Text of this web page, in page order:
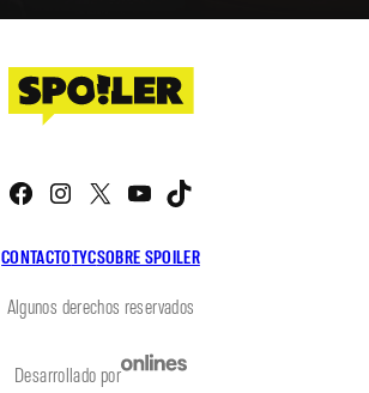
CONTACTOTYCSOBRE SPOILER
Facebook
Instagram
X YouTube
Algunos derechos reservados
Desarrollado por